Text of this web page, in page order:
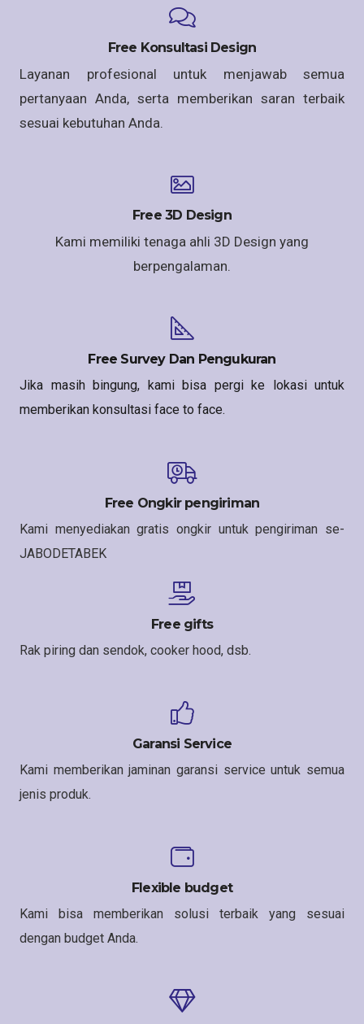
Free Konsultasi Design
Layanan profesional untuk menjawab semua
pertanyaan Anda, serta memberikan saran terbaik
sesuai kebutuhan Anda.
Free 3D Design
Kami memiliki tenaga ahli 3D Design yang
berpengalaman.
Free Survey Dan Pengukuran
Jika masih bingung, kami bisa pergi ke lokasi untuk
memberikan konsultasi face to face.
Free Ongkir pengiriman
Kami menyediakan gratis ongkir untuk pengiriman se-
JABODETABEK
Free gifts
Rak piring dan sendok, cooker hood, dsb.
Garansi Service
Kami memberikan jaminan garansi service untuk semua
jenis produk.
Flexible budget
Kami bisa memberikan solusi terbaik yang sesuai
dengan budget Anda.